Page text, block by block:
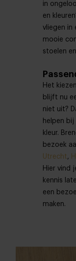
in
en
vliegen in
mooie
stoelen
Het
blijft nu
niet uit?
helpen
kleur.
bezoek
Utrecht,
Hier vind
kennis
een
maken.